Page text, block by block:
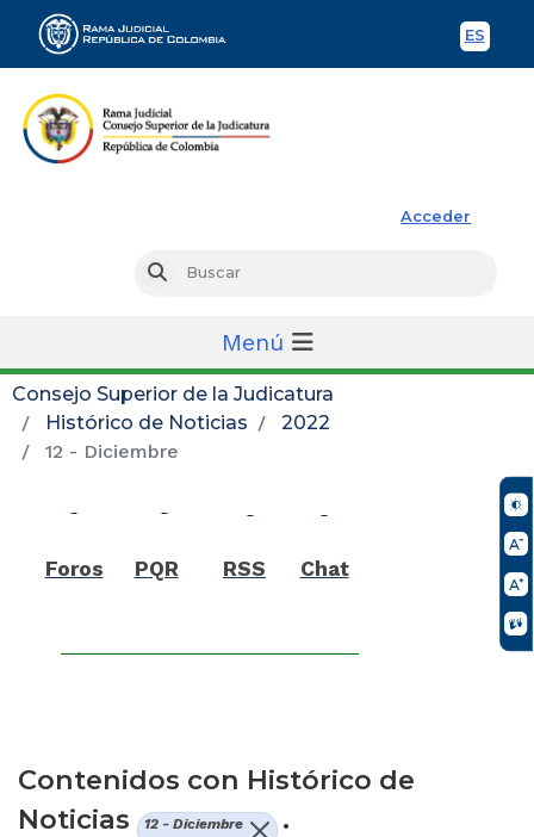
ES
Acceder
Buscar
Menú
Consejo Superior de la Judicatura
Histórico de Noticias
2022
12 - Diciembre
Foros PQR RSS Chat
Contenidos con Histórico de
Noticias
12 - Diciembre .